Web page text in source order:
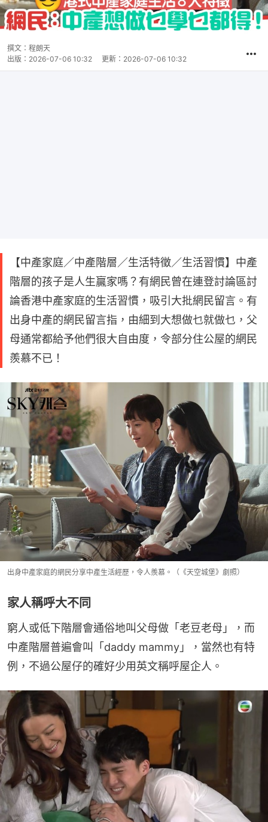
撰文： 程朗天
出版： 2026-07-06 10:32 更新： 2026-07-06 10:32
【中產家庭／中產階層／生活特徵／生活習慣】中產
階層的孩子是人生贏家嗎？有網民曾在連登討論區討
論香港中產家庭的生活習慣，吸引大批網民留言。有
出身中產的網民留言指，由細到大想做乜就做乜，父
母通常都給予他們很大自由度，令部分住公屋的網民
羨慕不已！
出身中產家庭的網民分享中產生活經歷，令人羨慕。（《天空城堡》劇照）
家人稱呼大不同
窮人或低下階層會通俗地叫父母做「老豆老母」，而
中產階層普遍會叫「daddy mammy」，當然也有特
例，不過公屋仔的確好少用英文稱呼屋企人。